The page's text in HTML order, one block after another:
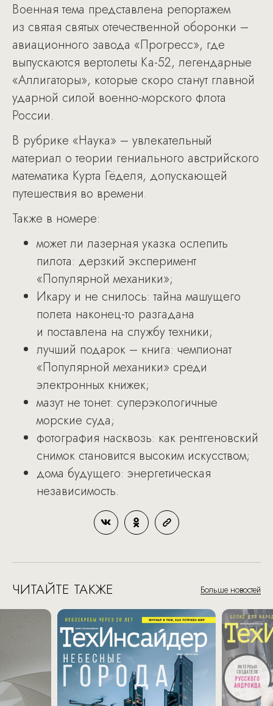
Военная тема представлена репортажем
из святая святых отечественной оборонки –
авиационного завода «Прогресс», где
выпускаются вертолеты Ка-52, легендарные
«Аллигаторы», которые скоро станут главной
ударной силой военно-морского флота
России.
В рубрике «Наука» – увлекательный
материал о теории гениального австрийского
математика Курта Гёделя, допускающей
путешествия во времени.
Также в номере:
может ли лазерная указка ослепить
пилота: дерзкий эксперимент
«Популярной механики»;
Икару и не снилось: тайна машущего
полета наконец-то разгадана
и поставлена на службу техники;
лучший подарок – книга: чемпионат
«Популярной механики» среди
электронных книжек;
мазут не тонет: суперэкологичные
морские суда;
фотография насквозь: как рентгеновский
снимок становится высоким искусством;
дома будущего: энергетическая
независимость.
ЧИТАЙТЕ ТАКЖЕ Больше новостей